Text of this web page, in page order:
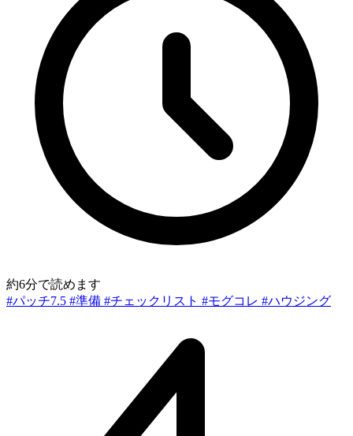
約6分で読めます
#パッチ7.5 #準備 #チェックリスト #モグコレ #ハウジング